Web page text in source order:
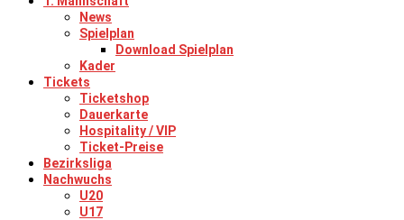
News
Spielplan
Download Spielplan
Kader
Tickets
Ticketshop
Dauerkarte
Hospitality / VIP
Ticket-Preise
Bezirksliga
Nachwuchs
U20
U17